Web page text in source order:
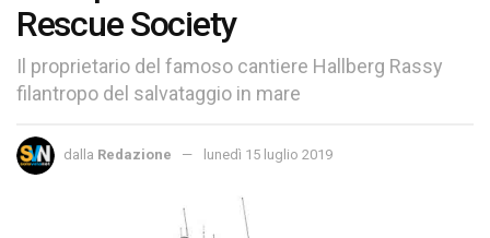
Rescue Society
Il proprietario del famoso cantiere Hallberg Rassy
filantropo del salvataggio in mare
dalla Redazione lunedì 15 luglio 2019